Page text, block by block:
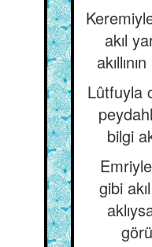
akıl
Lûtfuyla
bilgi
gibi